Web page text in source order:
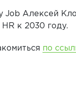
Job Алексей
к 2030 году.
по